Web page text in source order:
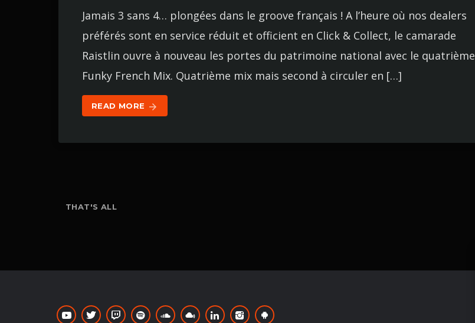
Jamais 3 sans 4… plongées dans le groove français ! A l’heure où nos dealers
préférés sont en service réduit et officient en Click & Collect, le camarade
Raistlin ouvre à nouveau les portes du patrimoine national avec le quatrième
Funky French Mix. Quatrième mix mais second à circuler en […]
READ MORE arrow_forward
THAT'S ALL